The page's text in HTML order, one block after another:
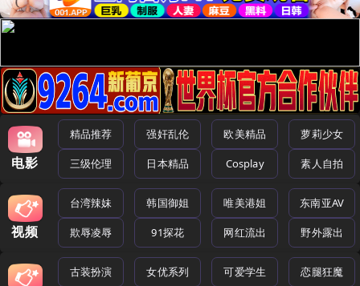
电影
精品推荐 强奸乱伦 欧美精品 萝莉少女
三级伦理 日本精品 Cosplay 素人自拍
视频
台湾辣妹 韩国御姐 唯美港姐 东南亚AV
欺辱凌辱 91探花 网红流出 野外露出
古装扮演 女优系列 可爱学生 恋腿狂魔